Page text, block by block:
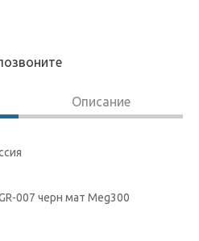
Описание
007 черн мат Meg300